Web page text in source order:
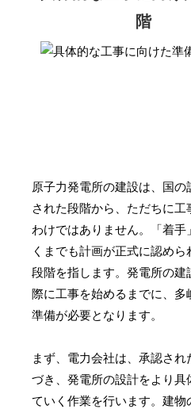
階
原子力発電所の建設は、国の
された段階から、ただちに工
わけではありません。「着手
くまでも計画が正式に認めら
段階を指します。発電所の建
際に工事を始めるまでに、多
準備が必要となります。
まず、電力会社は、承認され
づき、発電所の設計をより具
ていく作業を行います。建物